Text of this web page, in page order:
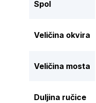
Spol
Veličina okvira
Veličina mosta
Duljina ručice